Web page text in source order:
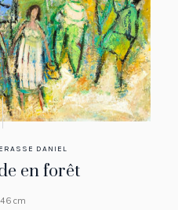
DANIEL
en forêt
cm